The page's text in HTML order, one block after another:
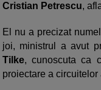
Cristian Petrescu,
El nu a precizat
joi, ministrul a avut
Tilke, cunoscuta ca
proiectare a circuitelor